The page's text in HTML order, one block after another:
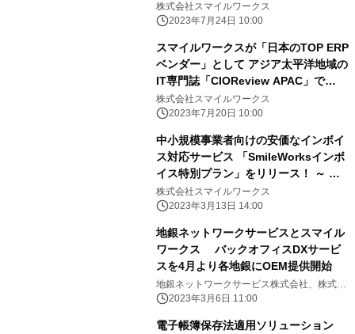
ど
株式会社スマイルワークス
2023年7月24日 10:00
スマイルワークスが「日本のTOP ERP
ベンダー」として アジア太平洋地域の
IT専門誌「CIOReview APAC」で
Award受賞
株式会社スマイルワークス
2023年7月20日 10:00
中小規模事業者向けの安価なインボイ
ス対応サービス 「SmileWorksインボ
イス特別プラン」をリリース！ ～ 他
社の会計ソフトとの連携機能も強化 ～
株式会社スマイルワークス
2023年3月13日 14:00
地銀ネットワークサービスとスマイル
ワークス バックオフィスDXサービ
スを4月より各地銀にOEM提供開始
地銀ネットワークサービス株式会社、株式会
社スマイルワークス
2023年3月6日 11:00
電子帳簿保存法適用ソリューション